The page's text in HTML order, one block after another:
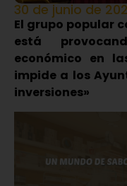
30 de junio de
El grupo popular
está
económico en
impide a los
inversiones»